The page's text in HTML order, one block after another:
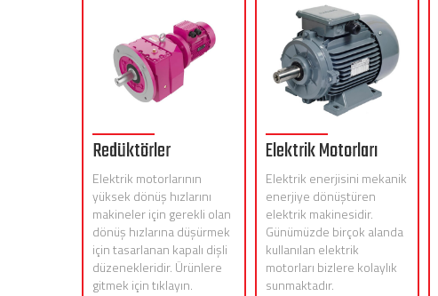
Redüktörler
Elektrik motorlarının
yüksek dönüş hızlarını
makineler için gerekli olan
dönüş hızlarına düşürmek
için tasarlanan kapalı dişli
düzenekleridir. Ürünlere
gitmek için tıklayın.
Elektrik Motorları
Elektrik enerjisini mekanik
enerjiye dönüştüren
elektrik makinesidir.
Günümüzde birçok alanda
kullanılan elektrik
motorları bizlere kolaylık
sunmaktadır.